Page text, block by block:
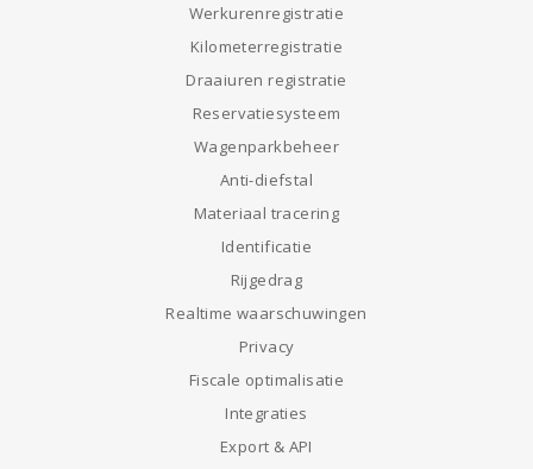
Werkurenregistratie
Kilometerregistratie
Draaiuren registratie
Reservatiesysteem
Wagenparkbeheer
Anti-diefstal
Materiaal tracering
Identificatie
Rijgedrag
Realtime waarschuwingen
Privacy
Fiscale optimalisatie
Integraties
Export & API